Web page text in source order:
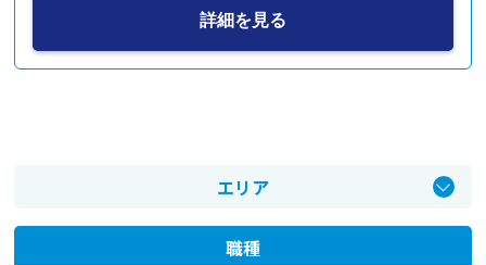
詳細を見る
エリア
甲府市
職種